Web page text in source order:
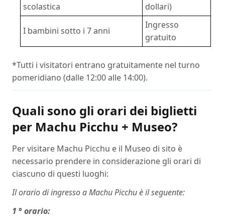
scolastica
dollari)
I bambini sotto i 7 anni
Ingresso
gratuito
*Tutti i visitatori entrano gratuitamente nel turno
pomeridiano (dalle 12:00 alle 14:00).
Quali sono gli orari dei biglietti
per Machu Picchu + Museo?
Per visitare Machu Picchu e il Museo di sito è
necessario prendere in considerazione gli orari di
ciascuno di questi luoghi:
Il orario di ingresso a Machu Picchu è il seguente:
1 ° orario: